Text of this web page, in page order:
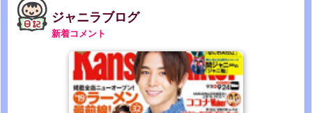
ジャニラブログ
新着コメント